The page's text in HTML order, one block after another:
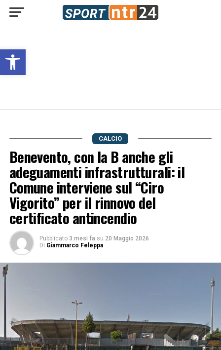
Open toolbar
CALCIO
Benevento, con la B anche gli
adeguamenti infrastrutturali: il
Comune interviene sul “Ciro
Vigorito” per il rinnovo del
certificato antincendio
Pubblicato 3 mesi fa su 20 Maggio 2026
Di Giammarco Feleppa